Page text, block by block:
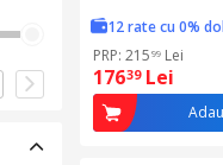
12 rate cu 0%
PRP: 215 99 Lei
17639 Lei